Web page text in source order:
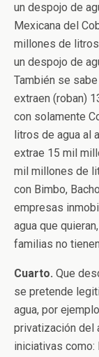
un despojo de
Mexicana del
millones de litros
un despojo de
También se
extraen (roban)
con solamente
litros de agua al
extrae 15 mil
mil millones de
con Bimbo,
empresas
agua que
familias no
Cuarto. Que
se pretende
agua, por
privatización del
iniciativas